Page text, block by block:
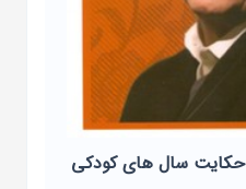
حکایت سال های کودکی